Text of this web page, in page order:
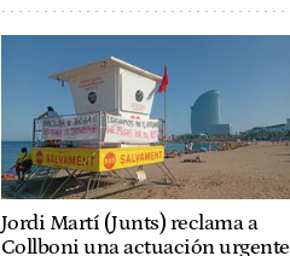
Jordi Martí (Junts) reclama a
Collboni una actuación urgente